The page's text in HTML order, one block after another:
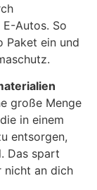
Autos. So
Paket ein und
große Menge
in einem
entsorgen,
Das spart
nicht an dich